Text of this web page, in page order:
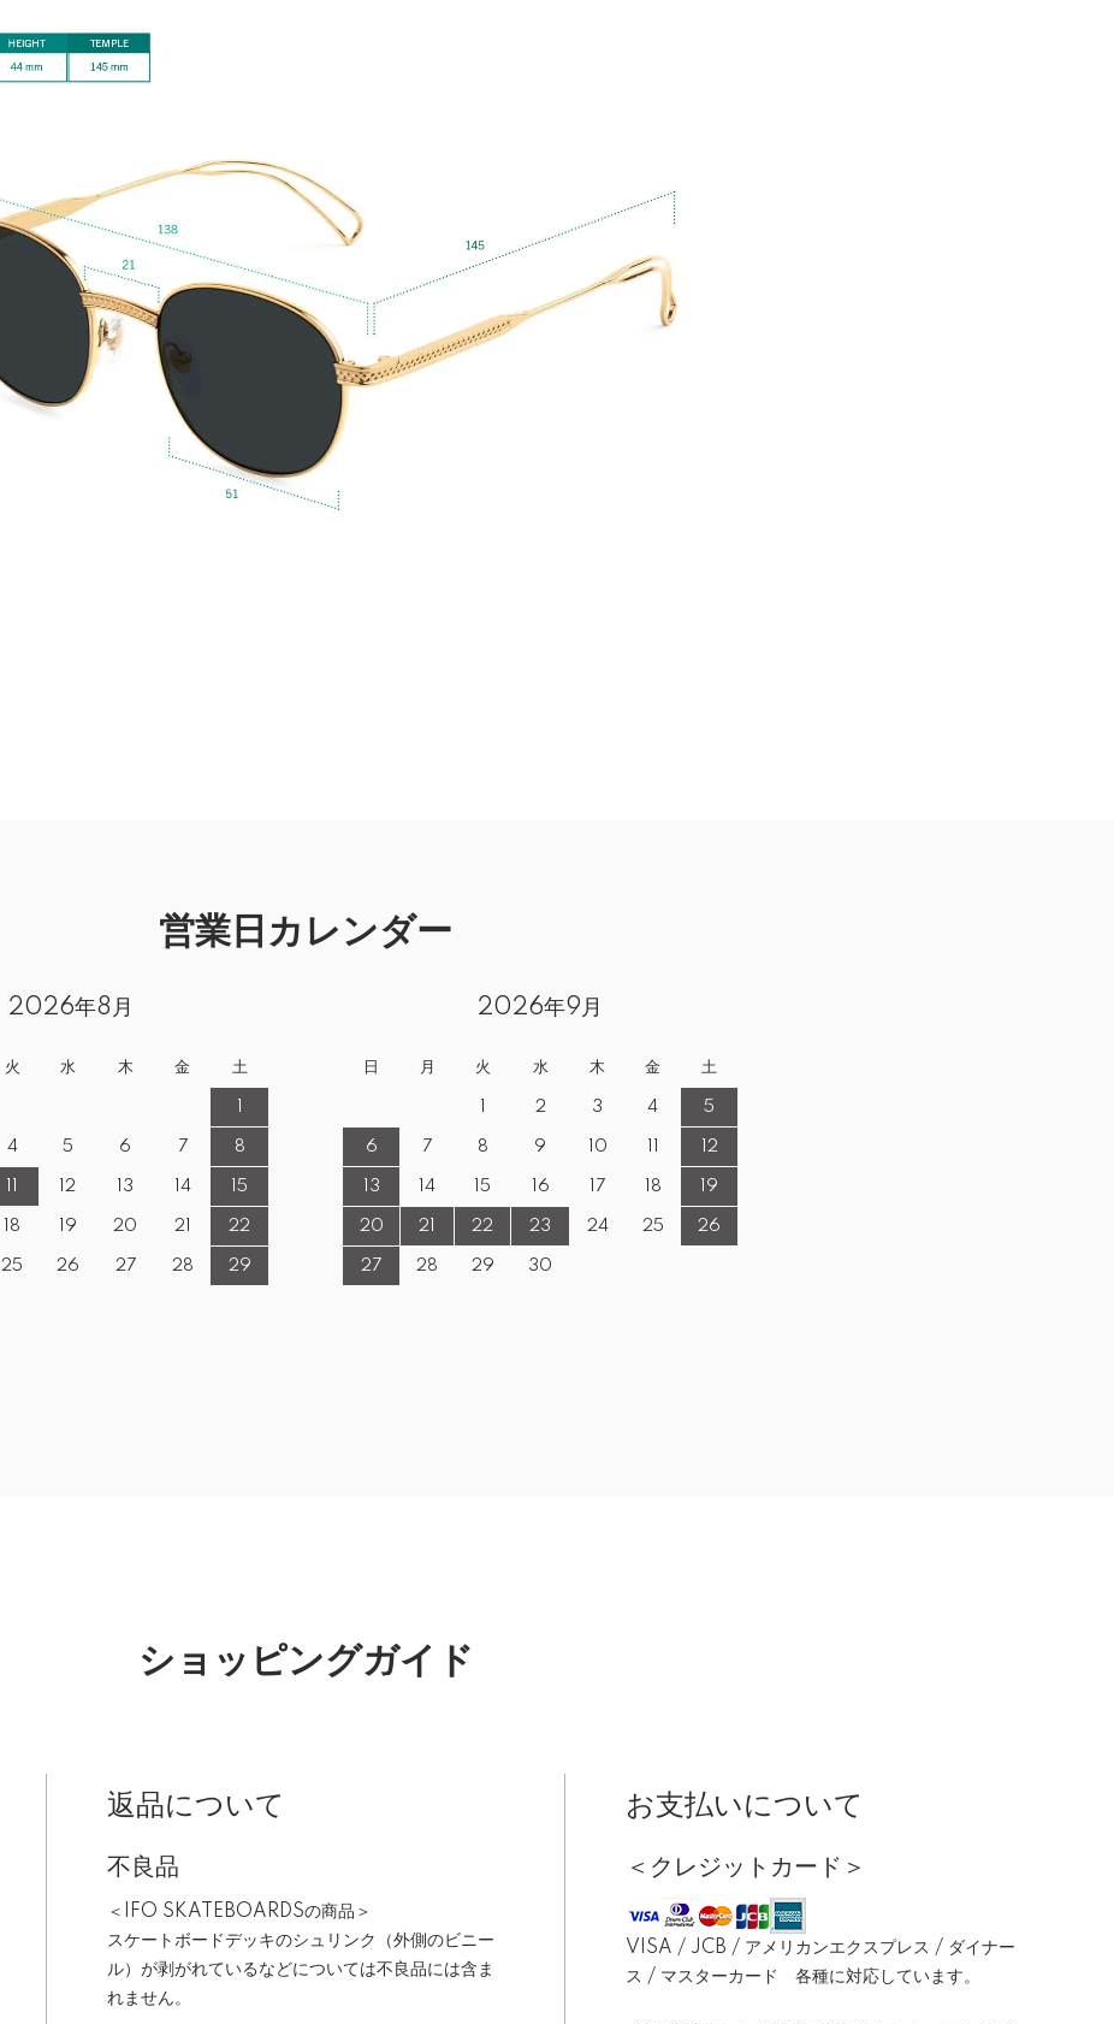
営業日カレンダー
2026年8月
火 水 木 金 土
4 5 6 7 8
12 13 14 15
18 19 20 21 22
25 26 27 28 29
2026年9月
日 月 火 水 木 金 土
2 3 4 5
6 7 8 9 10 12
13 14 15 16 17 18 19
20 21 22 23 24 25 26
27 28 29 30
ショッピングガイド
返品について
不良品
＜IFO SKATEBOARDSの商品＞
スケートボードデッキのシュリンク（外側のビニー
ル）が剥がれているなどについては不良品には含ま
れません。
お支払いについて
＜クレジットカード＞
VISA / JCB / アメリカンエクスプレス / ダイナー
ス / マスターカード 各種に対応しています。